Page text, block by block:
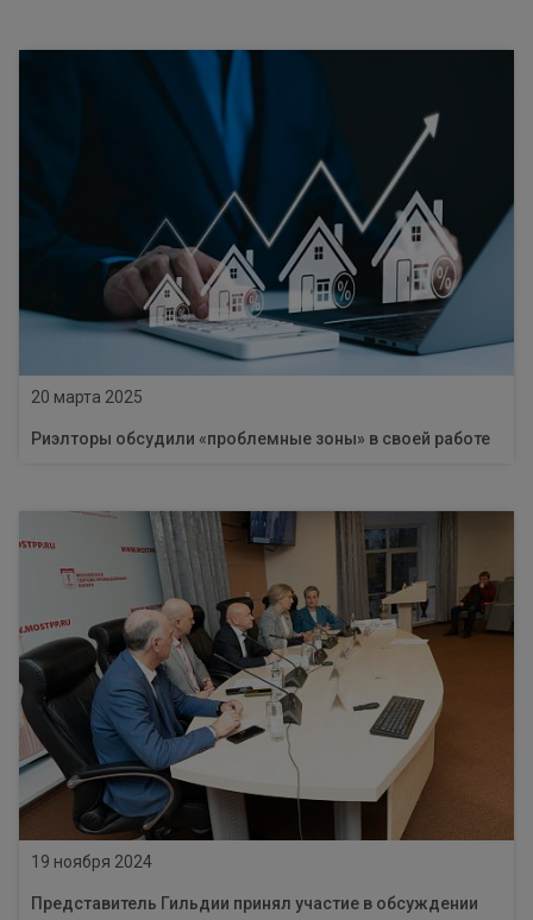
20 марта 2025
Риэлторы обсудили «проблемные зоны» в своей работе
19 ноября 2024
Представитель Гильдии принял участие в обсуждении